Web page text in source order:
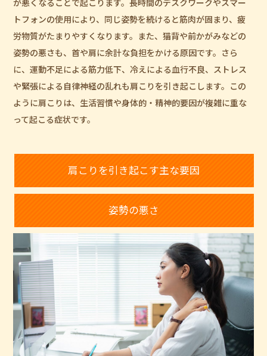
が悪くなることで起こります。長時間のデスクワークやスマー
トフォンの使用により、同じ姿勢を続けると筋肉が固まり、疲
労物質がたまりやすくなります。また、猫背や前かがみなどの
姿勢の悪さも、首や肩に余計な負担をかける原因です。さら
に、運動不足による筋力低下、冷えによる血行不良、ストレス
や緊張による自律神経の乱れも肩こりを引き起こします。この
ように肩こりは、生活習慣や身体的・精神的要因が複雑に重な
って起こる症状です。
肩こりを引き起こす主な要因
姿勢の悪さ